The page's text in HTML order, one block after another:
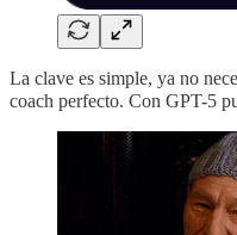
La clave es simple, ya no
coach perfecto. Con GPT-5